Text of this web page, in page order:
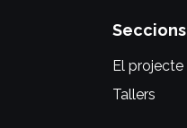
Seccions
El projecte
Tallers